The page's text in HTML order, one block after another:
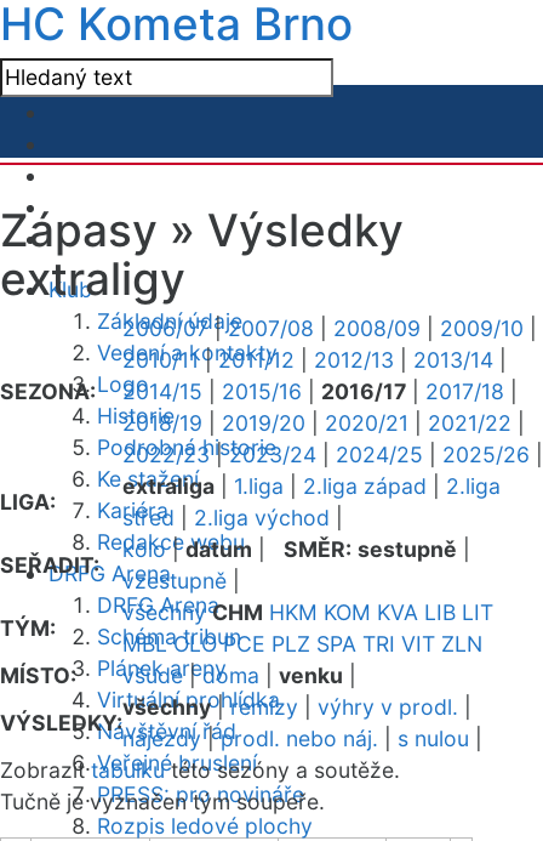
HC Kometa Brno
Klub
Základní údaje
Vedení a kontakty
Logo
Historie
Podrobná historie
Ke stažení
Kariéra
Redakce webu
DRFG Arena
DRFG Arena
Schéma tribun
Plánek areny
Virtuální prohlídka
Návštěvní řád
Veřejné bruslení
PRESS: pro novináře
Rozpis ledové plochy
Zápasy » Výsledky
extraligy
SEZONA:
2006/07|2007/08 2008/09 2009/10
2010/11|2011/12 2012/13 2013/14
2014/15
2015/16 2016/17 2017/18
2018/19
2019/20 2020/21 2021/22
2022/23|2023/24 2024/25 2025/26
LIGA:
extraliga 1.liga 2.liga západ
2.liga
střed
2.liga východ
SEŘADIT:
kolo|datum SMĚR: sestupně
vzestupně
TÝM:
všechny CHM HKM KOM KVA LIB LIT
MBL OLO PCE PLZ SPA TRI VIT ZLN
MÍSTO:
všude|doma venku
VÝSLEDKY:
všechny|remízy výhry v prodl.
nájezdy|prodl. nebo náj. s nulou
Zobrazittabulkutéto sezóny a soutěže.
Tučně je vyznačen tým soupeře.